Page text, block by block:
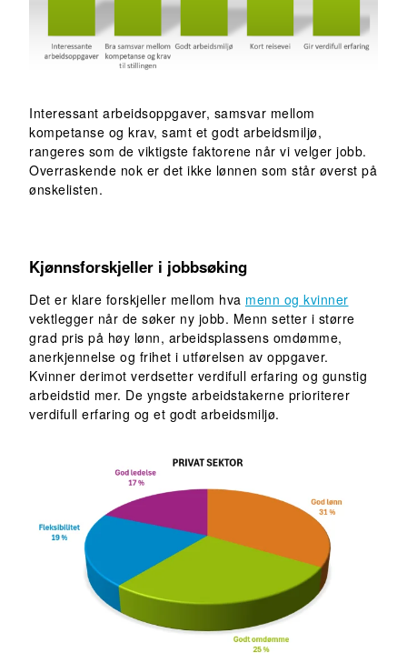
Interessant arbeidsoppgaver, samsvar mellom
kompetanse og krav, samt et godt arbeidsmiljø,
rangeres som de viktigste faktorene når vi velger jobb.
Overraskende nok er det ikke lønnen som står øverst på
ønskelisten.
Kjønnsforskjeller i jobbsøking
Det er klare forskjeller mellom hva menn og kvinner
vektlegger når de søker ny jobb. Menn setter i større
grad pris på høy lønn, arbeidsplassens omdømme,
anerkjennelse og frihet i utførelsen av oppgaver.
Kvinner derimot verdsetter verdifull erfaring og gunstig
arbeidstid mer. De yngste arbeidstakerne prioriterer
verdifull erfaring og et godt arbeidsmiljø.